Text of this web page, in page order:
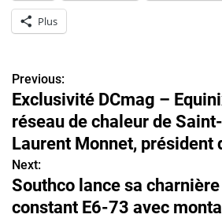
Plus
N
a
v
i
g
Previous:
Exclusivité DCmag –
réseau de chaleur de
Laurent Monnet, président
Next:
Southco lance sa
constant E6-73 avec